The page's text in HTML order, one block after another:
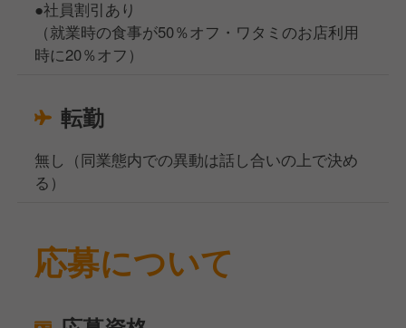
●社員割引あり
（就業時の食事が50％オフ・ワタミのお店利用
時に20％オフ）
転勤
無し（同業態内での異動は話し合いの上で決め
る）
応募について